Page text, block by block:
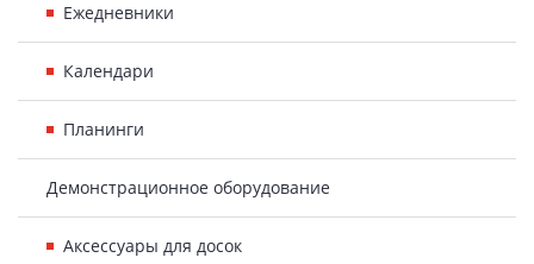
Ежедневники
Календари
Планинги
Демонстрационное оборудование
Аксессуары для досок